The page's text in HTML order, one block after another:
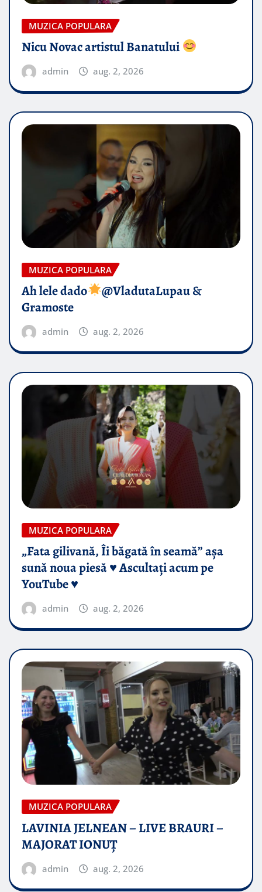
MUZICA POPULARA
Nicu Novac artistul Banatului
admin aug. 2, 2026
MUZICA POPULARA
Ah lele dado​
@VladutaLupau &
Gramoste
admin aug. 2, 2026
MUZICA POPULARA
„Fata gilivană, Îi băgată în seamă” așa
sună noua piesă ♥️ Ascultați acum pe
YouTube ♥️
admin aug. 2, 2026
MUZICA POPULARA
LAVINIA JELNEAN – LIVE BRAURI –
MAJORAT IONUŢ
admin aug. 2, 2026